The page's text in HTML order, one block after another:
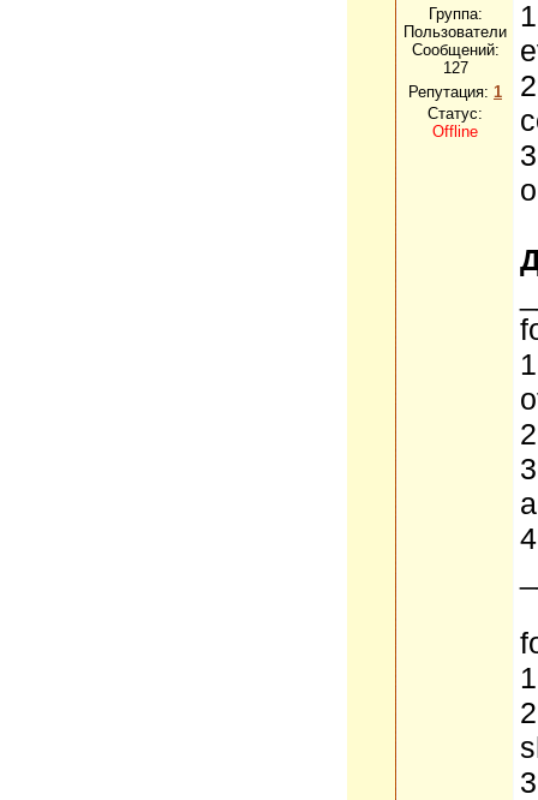
Группа:
Пользователи
Сообщений:
127
Репутация: 1
Статус:
Offline